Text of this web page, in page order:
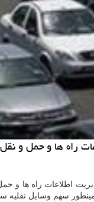
راه ها و حمل و